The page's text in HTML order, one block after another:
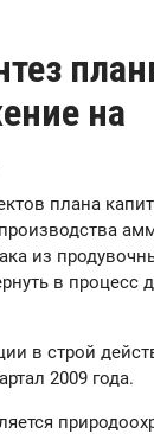
на
плана
из
в процесс
в строй
2009 года.